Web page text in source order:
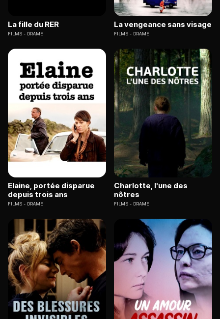
La fille du RER
FILMS DRAME
La vengeance sans visage
FILMS DRAME
Elaine, portée disparue
depuis trois ans
FILMS DRAME
Charlotte, l'une des
nôtres
FILMS DRAME